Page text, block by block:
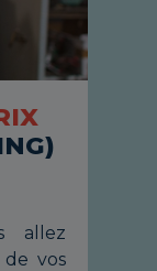
allez
vos